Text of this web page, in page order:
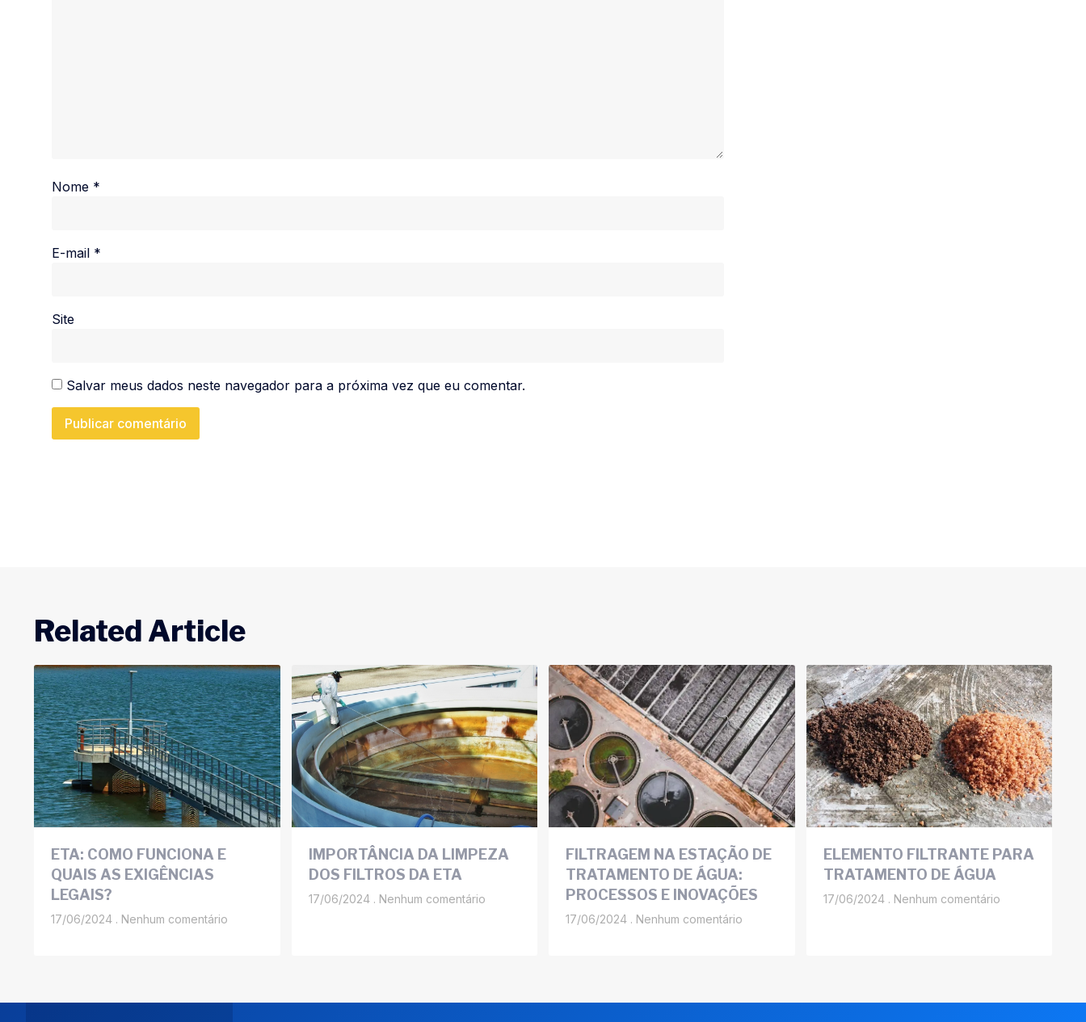
Nome *
E-mail *
Site
Salvar meus dados neste navegador para a próxima vez que eu comentar.
Related Article
ETA: COMO FUNCIONA E
QUAIS AS EXIGÊNCIAS
LEGAIS?
17/06/2024 Nenhum comentário
IMPORTÂNCIA DA LIMPEZA
DOS FILTROS DA ETA
17/06/2024 Nenhum comentário
FILTRAGEM NA ESTAÇÃO DE
TRATAMENTO DE ÁGUA:
PROCESSOS E INOVAÇÕES
17/06/2024 Nenhum comentário
ELEMENTO FILTRANTE PARA
TRATAMENTO DE ÁGUA
17/06/2024 Nenhum comentário